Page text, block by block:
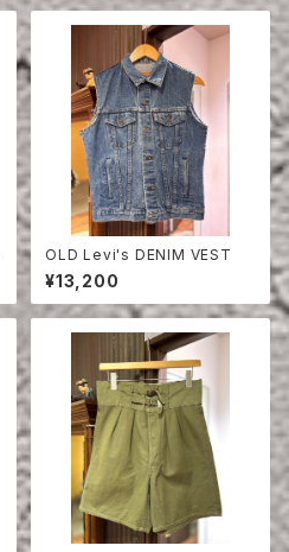
OLD Levi's DENIM VEST
¥13,200